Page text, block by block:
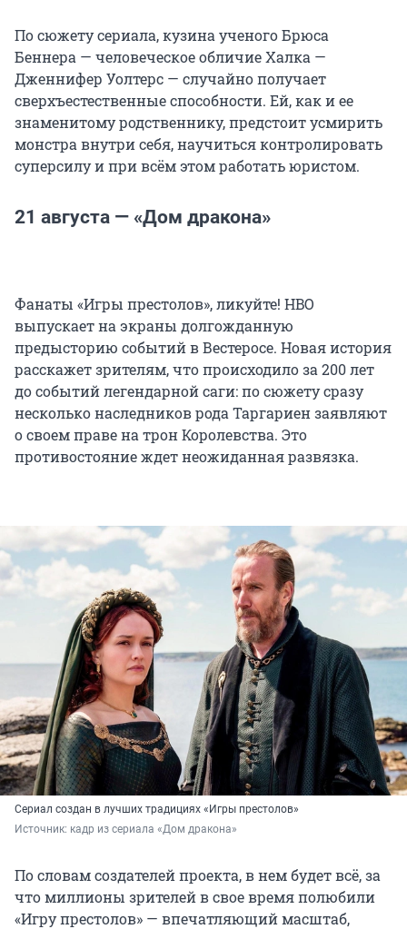
По сюжету сериала, кузина ученого Брюса
Беннера — человеческое обличие Халка —
Дженнифер Уолтерс — случайно получает
сверхъестественные способности. Ей, как и ее
знаменитому родственнику, предстоит усмирить
монстра внутри себя, научиться контролировать
суперсилу и при всём этом работать юристом.
21 августа — «Дом дракона»
Фанаты «Игры престолов», ликуйте! HBO
выпускает на экраны долгожданную
предысторию событий в Вестеросе. Новая история
расскажет зрителям, что происходило за 200 лет
до событий легендарной саги: по сюжету сразу
несколько наследников рода Таргариен заявляют
о своем праве на трон Королевства. Это
противостояние ждет неожиданная развязка.
Сериал создан в лучших традициях «Игры престолов»
Источник: кадр из сериала «Дом дракона»
По словам создателей проекта, в нем будет всё, за
что миллионы зрителей в свое время полюбили
«Игру престолов» — впечатляющий масштаб,